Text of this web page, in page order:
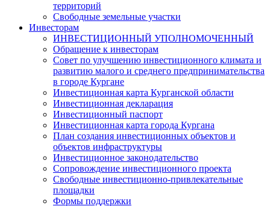
территорий
Свободные земельные участки
Инвесторам
ИНВЕСТИЦИОННЫЙ УПОЛНОМОЧЕННЫЙ
Обращение к инвесторам
Совет по улучшению инвестиционного климата и
развитию малого и среднего предпринимательства
в городе Кургане
Инвестиционная карта Курганской области
Инвестиционная декларация
Инвестиционный паспорт
Инвестиционная карта города Кургана
План создания инвестиционных объектов и
объектов инфраструктуры
Инвестиционное законодательство
Сопровождение инвестиционного проекта
Свободные инвестиционно-привлекательные
площадки
Формы поддержки